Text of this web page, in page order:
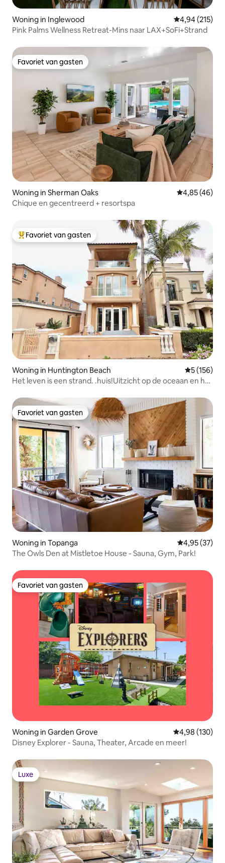
Woning in Inglewood Gemiddelde
4,94 (215)
Pink Palms Wellness Retreat-Mins naar LAX+SoFi+Strand
Favoriet van gasten
Favoriet van gasten
Woning in Sherman Oaks Gemiddelde
4,85 (46)
Chique en gecentreerd + resortspa
Topfavoriet van gasten
Favoriet van gasten
Woning in Huntington Beach
5 (156)
Het leven is een strand. .huis!Uitzicht op de oceaan en het
Favoriet van gasten
Favoriet van gasten
Woning in Topanga Gemiddelde
4,95 (37)
The Owls Den at Mistletoe House - Sauna, Gym, Park!
Favoriet van gasten
Favoriet van gasten
Woning in Garden Grove Gemiddelde
4,98 (130)
Disney Explorer - Sauna, Theater, Arcade en meer!
Luxe
Luxe